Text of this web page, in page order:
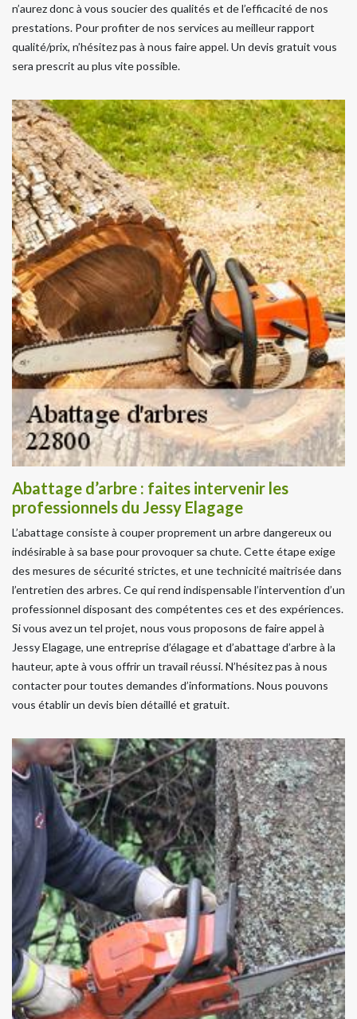
n’aurez donc à vous soucier des qualités et de l’efficacité de nos
prestations. Pour profiter de nos services au meilleur rapport
qualité/prix, n’hésitez pas à nous faire appel. Un devis gratuit vous
sera prescrit au plus vite possible.
Abattage d’arbre : faites intervenir les
professionnels du Jessy Elagage
L’abattage consiste à couper proprement un arbre dangereux ou
indésirable à sa base pour provoquer sa chute. Cette étape exige
des mesures de sécurité strictes, et une technicité maitrisée dans
l’entretien des arbres. Ce qui rend indispensable l’intervention d’un
professionnel disposant des compétentes ces et des expériences.
Si vous avez un tel projet, nous vous proposons de faire appel à
Jessy Elagage, une entreprise d’élagage et d’abattage d’arbre à la
hauteur, apte à vous offrir un travail réussi. N’hésitez pas à nous
contacter pour toutes demandes d’informations. Nous pouvons
vous établir un devis bien détaillé et gratuit.